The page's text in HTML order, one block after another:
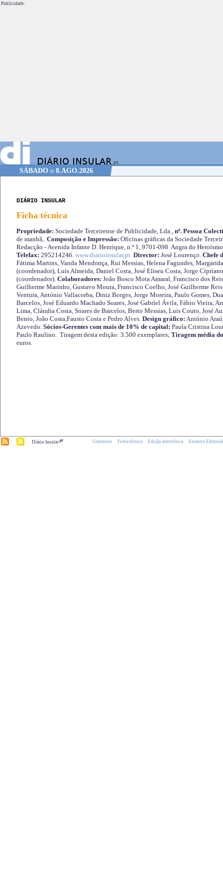
Publicidade.
SÁBADOo 8.AGO.2026
DIÁRIO INSULAR
Ficha técnica
Propriedade: Sociedade Terceirense de Publicidade, Lda., nº. Pessoa
de manhã, Composição e Impressão: Oficinas gráficas da Sociedade
Redacção - Avenida Infante D. Henrique, n.º 1, 9701-098 Angra do
Telefax: 295214246. www.diarioinsular.pt Director: José Lourenço. Chefe
Fátima Martins, Vanda Mendonça, Rui Messias, Helena Fagundes,
(coordenador), Luís Almeida, Daniel Costa, José Eliseu Costa, Jorge
(coordenador). Colaboradores: João Bosco Mota Amaral, Francisco dos
Guilherme Marinho, Gustavo Moura, Francisco Coelho, José Guilherme
Ventura, António Vallacorba, Diniz Borges, Jorge Moreira, Paulo Gomes,
Barcelos, José Eduardo Machado Soares, José Gabriel Ávila, Fábio Vieira,
Lima, Cláudia Costa, Soares de Barcelos, Berto Messias, Luis Couto, José
Bento, João Costa,Fausto Costa e Pedro Alves. Design gráfico: António
Azevedo. Sócios-Gerentes com mais de 10% de capital: Paula Cristina
Paulo Raulino. Tiragem desta edição: 3.500 exemplares; Tiragem média
euros.
Diário Insular.pt Contactos Ficha técnica Edição electrónica Estatuto Editorial